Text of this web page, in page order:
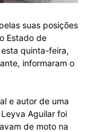
suas posições
Estado de
quinta-feira,
informaram o
e autor de uma
Aguilar foi
de moto na